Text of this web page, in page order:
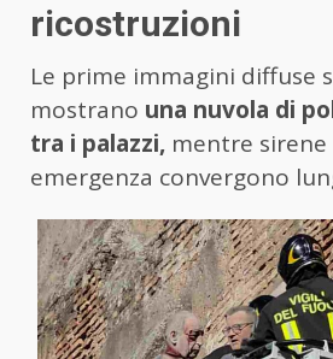
ricostruzioni
Le prime immagini diffuse
mostrano una nuvola di
tra i palazzi, mentre sirene
emergenza convergono